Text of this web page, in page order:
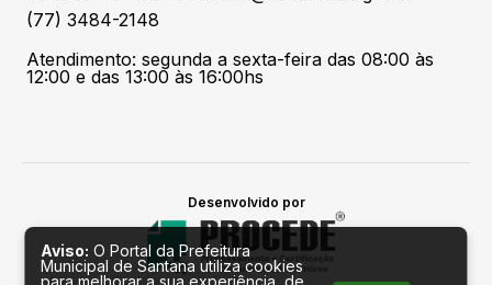
(77) 3484-2148
Atendimento: segunda a sexta-feira das 08:00 às
12:00 e das 13:00 às 16:00hs
Desenvolvido por
Aviso: O Portal da Prefeitura
Municipal de Santana utiliza cookies
para melhorar a sua experiência, de